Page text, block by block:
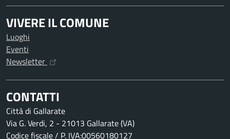
VIVERE IL COMUNE
Luoghi
Eventi
Newsletter
CONTATTI
Città di Gallarate
Via G. Verdi, 2 - 21013 Gallarate (VA)
Codice fiscale / P. IVA:00560180127